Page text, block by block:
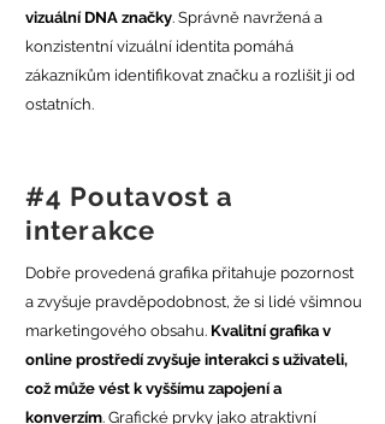
vizuální DNA značky. Správně navržená a
konzistentní vizuální identita pomáhá
zákazníkům identifikovat značku a rozlišit ji od
ostatních.
#4 Poutavost a
interakce
Dobře provedená grafika přitahuje pozornost
a zvyšuje pravděpodobnost, že si lidé všimnou
marketingového obsahu. Kvalitní grafika v
online prostředí zvyšuje interakci s uživateli,
což může vést k vyššímu zapojení a
konverzím. Grafické prvky jako atraktivní